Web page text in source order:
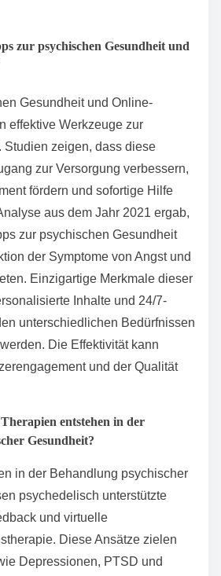
Anwendungen bieten
die es den Nutzern
können Trends bei
identifizieren
ermöglichen. Darüber
Realität für die
erforscht, um immersive
die bei der Behandlung helfen.
Fortschritte schaffen vielfältige
und machen die
inklusiver und
zur psychischen Gesundheit und
Gesundheit und Online-
zeigen, dass diese
fördern und sofortige Hilfe
aus dem Jahr 2021 ergab,
zur psychischen Gesundheit
der Symptome von Angst und
Einzigartige Merkmale dieser